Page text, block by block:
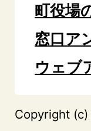
町役場
窓口ア
ウェブ
Copyright